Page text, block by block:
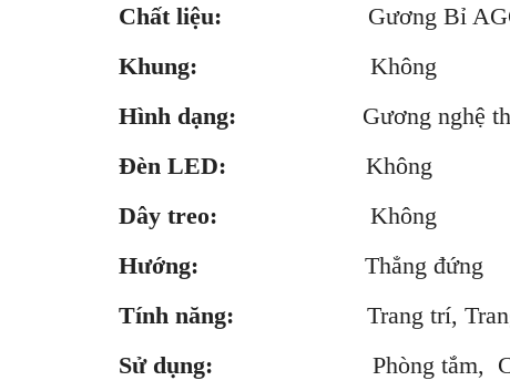
Chất liệu:
Gương Bỉ
Khung:
Không
Hình dạng: Gương nghệ
Đèn LED:
Không
Dây treo: Không
Hướng: Thẳng đứng
Tính năng: Trang trí, Trang
Sử dụng:
Phòng tắm, Cửa